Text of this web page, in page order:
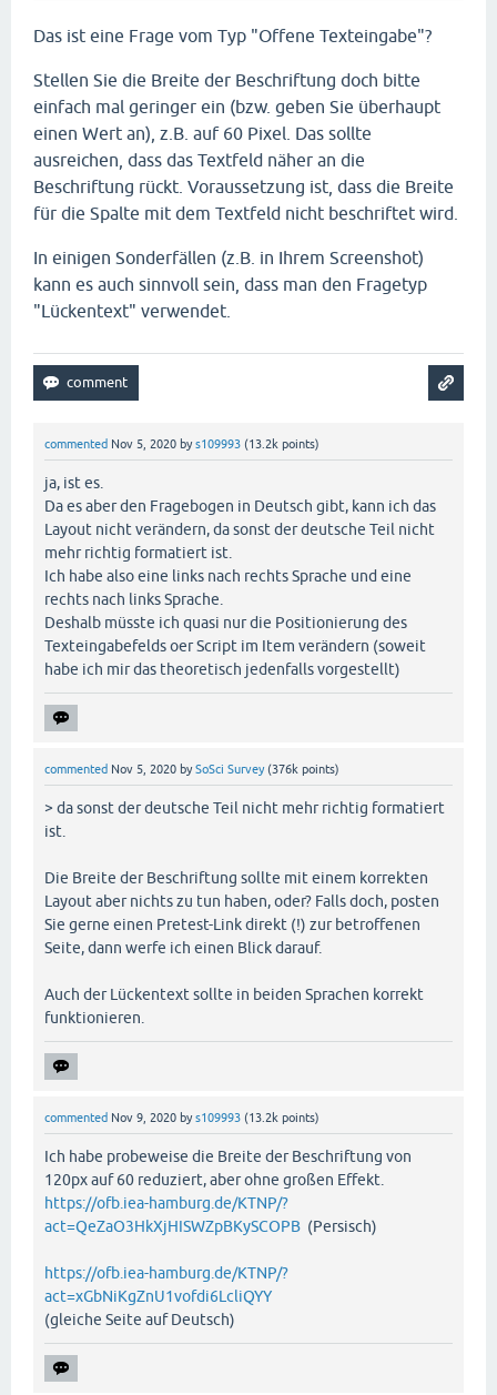
Das ist eine Frage vom Typ "Offene Texteingabe"?
Stellen Sie die Breite der Beschriftung doch bitte
einfach mal geringer ein (bzw. geben Sie überhaupt
einen Wert an), z.B. auf 60 Pixel. Das sollte
ausreichen, dass das Textfeld näher an die
Beschriftung rückt. Voraussetzung ist, dass die Breite
für die Spalte mit dem Textfeld nicht beschriftet wird.
In einigen Sonderfällen (z.B. in Ihrem Screenshot)
kann es auch sinnvoll sein, dass man den Fragetyp
"Lückentext" verwendet.
commented Nov 5, 2020 bys109993 (13.2k points)
ja, ist es.
Da es aber den Fragebogen in Deutsch gibt, kann ich das
Layout nicht verändern, da sonst der deutsche Teil nicht
mehr richtig formatiert ist.
Ich habe also eine links nach rechts Sprache und eine
rechts nach links Sprache.
Deshalb müsste ich quasi nur die Positionierung des
Texteingabefelds oer Script im Item verändern (soweit
habe ich mir das theoretisch jedenfalls vorgestellt)
commented Nov 5, 2020 bySoSci Survey (376k points)
> da sonst der deutsche Teil nicht mehr richtig formatiert
ist.
Die Breite der Beschriftung sollte mit einem korrekten
Layout aber nichts zu tun haben, oder? Falls doch, posten
Sie gerne einen Pretest-Link direkt (!) zur betroffenen
Seite, dann werfe ich einen Blick darauf.
Auch der Lückentext sollte in beiden Sprachen korrekt
funktionieren.
commented Nov 9, 2020 bys109993 (13.2k points)
Ich habe probeweise die Breite der Beschriftung von
120px auf 60 reduziert, aber ohne großen Effekt.
https://ofb.iea-hamburg.de/KTNP/?
act=QeZaO3HkXjHISWZpBKySCOPB (Persisch)
https://ofb.iea-hamburg.de/KTNP/?
act=xGbNiKgZnU1vofdi6LcliQYY
(gleiche Seite auf Deutsch)